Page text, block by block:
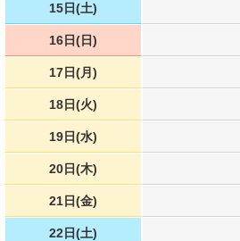
15日(土)
16日(日)
17日(月)
18日(火)
19日(水)
20日(木)
21日(金)
22日(土)